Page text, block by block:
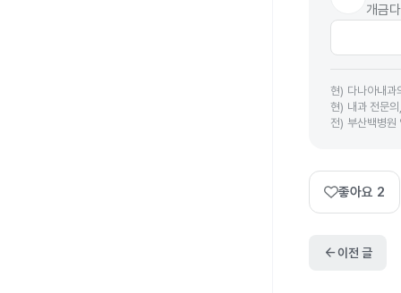
개금
현) 다나아내과
현) 내과 전문
전) 부산백병원
좋아요 2
arrow_back이전 글